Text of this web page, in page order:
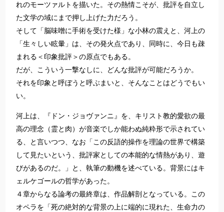
れのモーツァルトを描いた。その熱情こそが、批評を自立し
た文学の域にまで押し上げた力だろう。
そして「脳味噌に手術を受けた様」な小林の震えと、河上の
「生々しい眩暈」は、その発火点であり、同時に、今日も疎
まれる＜印象批評＞の原点でもある。
だが、こういう一撃なしに、どんな批評が可能だろうか。
それを印象と呼ぼうと呼ぶまいと、そんなことはどうでもい
い。
河上は、『ドン・ジョヴァンニ』を、キリスト教的愛欲の最
高の理念（霊と肉）が音楽でしか能わぬ純粋形で示されてい
る、と言いつつ、なお「この反語的操作を理論の世界で構築
して見たいという、批評家としての本能的な情熱があり、遊
びがあるのだ。」と、執筆の動機を述べている。背景にはキ
ェルケゴールの哲学があった。
４章からなる論考の最終章は、作品解剖となっている。この
オペラを「死の絶対的な背景の上に端的に現れた、生命力の